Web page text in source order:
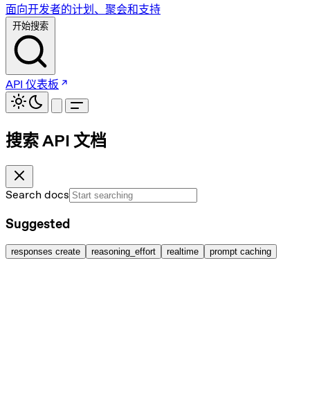
面向开发者的计划、聚会和支持
开始搜索
API 仪表板
搜索 API 文档
Search docs
Suggested
responses create reasoning_effort realtime prompt caching